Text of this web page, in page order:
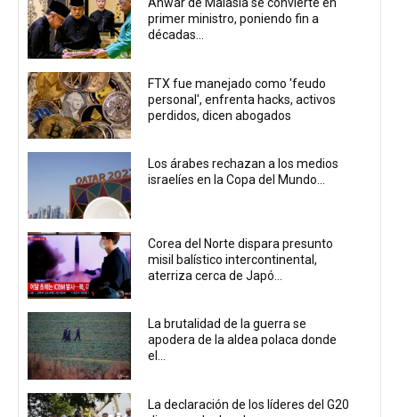
Anwar de Malasia se convierte en
primer ministro, poniendo fin a
décadas...
FTX fue manejado como 'feudo
personal', enfrenta hacks, activos
perdidos, dicen abogados
Los árabes rechazan a los medios
israelíes en la Copa del Mundo...
Corea del Norte dispara presunto
misil balístico intercontinental,
aterriza cerca de Japó...
La brutalidad de la guerra se
apodera de la aldea polaca donde
el...
La declaración de los líderes del G20